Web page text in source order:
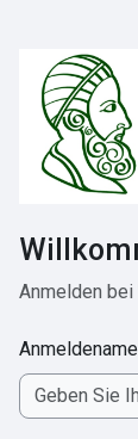
Anmelden